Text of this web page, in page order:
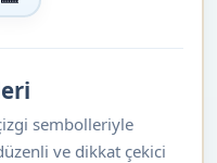
sembolleriyle
ve dikkat çekici